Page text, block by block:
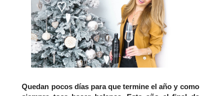
Quedan pocos días para que termine el año y como